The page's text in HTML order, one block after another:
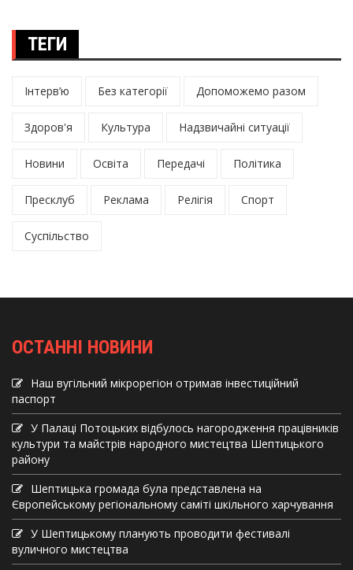
ТЕГИ
Інтерв’ю Без категорії Допоможемо разом
Здоров'я Культура Надзвичайні ситуації
Новини Освіта Передачі Політика
Пресклуб Реклама Релігія Спорт
Суспільство
ОСТАННІ НОВИНИ
Наш вугільний мікрорегіон отримав інвеcтиційний
паспорт
У Палаці Потоцьких відбулось нагородження працівників
культури та майстрів народного мистецтва Шептицького
району
Шептицька громада була представлена на
Європейському регіональному саміті шкільного харчування
У Шептицькому планують проводити фестивалі
вуличного мистецтва